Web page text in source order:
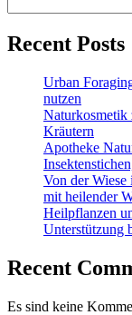
Recent Posts
Urban
nutzen
Naturkosmetik
Kräutern
Apotheke
Von der
mit heilender
Heilpflanzen
Unterstützung
Recent
Es sind keine